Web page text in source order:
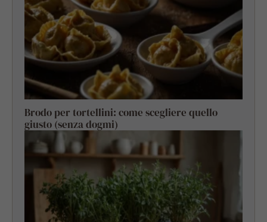
Brodo per tortellini: come scegliere quello
giusto (senza dogmi)